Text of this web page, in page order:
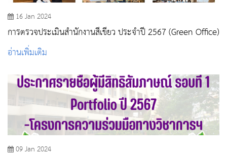
16 Jan 2024
การตรวจประเมินสำนักงานสีเขียว ประจำปี 2567 (Green Office)
อ่านเพิ่มเติม
09 Jan 2024